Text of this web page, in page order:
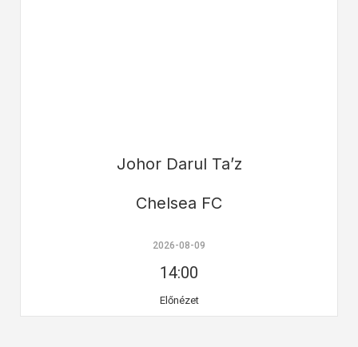
Johor Darul Ta’z
Chelsea FC
2026-08-09
14:00
Előnézet